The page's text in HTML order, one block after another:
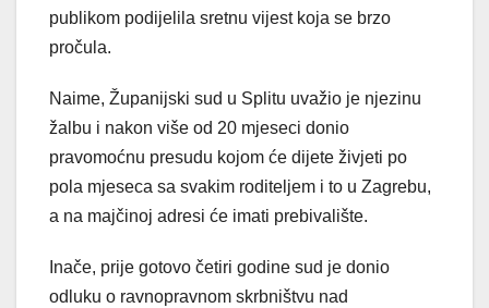
publikom podijelila sretnu vijest koja se brzo
pročula.
Naime, Županijski sud u Splitu uvažio je njezinu
žalbu i nakon više od 20 mjeseci donio
pravomoćnu presudu kojom će dijete živjeti po
pola mjeseca sa svakim roditeljem i to u Zagrebu,
a na majčinoj adresi će imati prebivalište.
Inače, prije gotovo četiri godine sud je donio
odluku o ravnopravnom skrbništvu nad